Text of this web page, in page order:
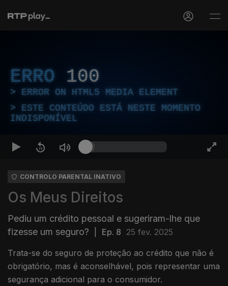
ERRO 100
ERROR ON HTML5 MEDIA ELEMENT
ESTE CONTEÚDO ESTÁ NESTE MOMENTO
INDISPONÍVEL
CONTROLO PARENTAL INATIVO
Os Meus Direitos
Pediu um crédito pessoal e sugeriram-lhe que
fizesse um seguro?
Ep. 8 25 fev. 2025
Trata-se do seguro de proteção ao crédito que não é
obrigatório, mas é aconselhável, pois representar uma
segurança adicional para o consumidor.